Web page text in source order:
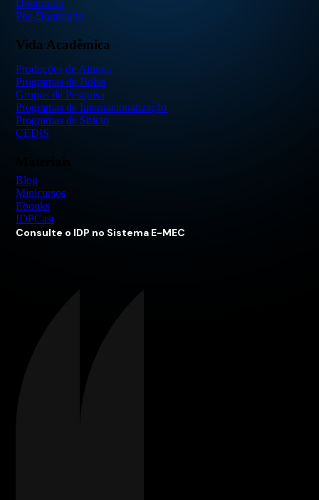
Doutorado
Pós-Doutorado
Vida Acadêmica
Produções de Alunos
Programas de Bolsa
Grupos de Pesquisa
Programas de Internacionalização
Programas de Stricto
CEDIS
Blog
Minicursos
Ebooks
IDPCast
Consulte o IDP no Sistema E-MEC